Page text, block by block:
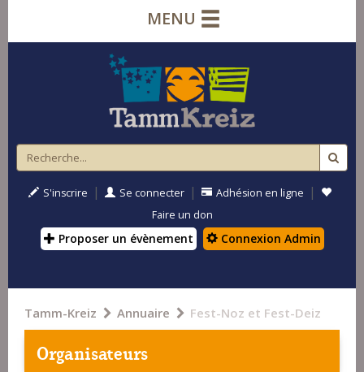
MENU
S'inscrire | Se connecter | Adhésion en ligne |
Faire un don
Proposer un évènement Connexion Admin
Tamm-Kreiz Annuaire Fest-Noz et Fest-Deiz
Organisateurs